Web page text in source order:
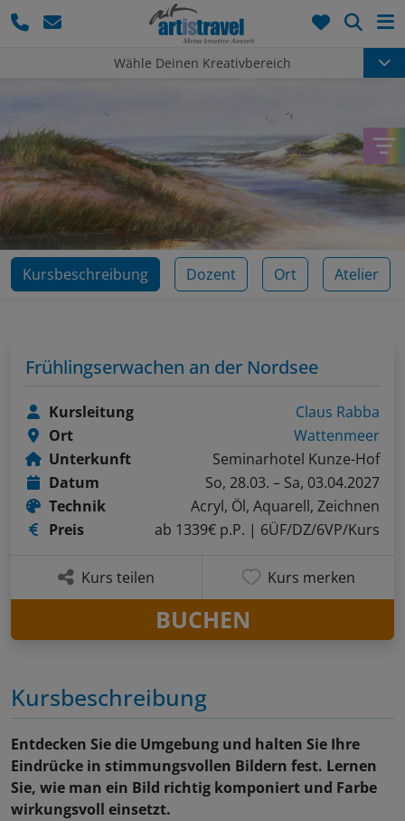
Wähle Deinen Kreativbereich
Kursbeschreibung Dozent Ort Atelier
Kursbeschreibung
Entdecken Sie die Umgebung und halten Sie Ihre
Eindrücke in stimmungsvollen Bildern fest. Lernen
Sie, wie man ein Bild richtig komponiert und Farbe
wirkungsvoll einsetzt.
Frühlingserwachen an der Nordsee
Kursleitung
Claus Rabba
Ort
Wattenmeer
Unterkunft
Seminarhotel Kunze-Hof
Datum
So, 28.03. – Sa, 03.04.2027
Technik
Acryl, Öl, Aquarell, Zeichnen
Preis
ab 1339€ p.P. | 6ÜF/DZ/6VP/Kurs
Kurs teilen Kurs merken
BUCHEN